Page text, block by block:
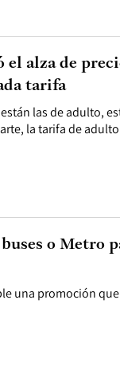
las de adulto,
la tarifa de
alza de
tarifa
una promoción
o Metro